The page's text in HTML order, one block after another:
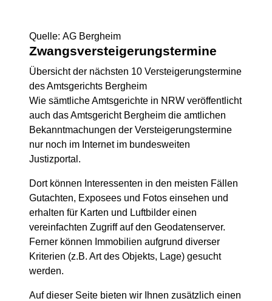
Quelle: AG Bergheim
Zwangsversteigerungs­termine
Übersicht der nächsten 10 Versteigerungstermine
des Amtsgerichts Bergheim
Wie sämtliche Amtsgerichte in NRW veröffentlicht
auch das Amtsgericht Bergheim die amtlichen
Bekanntmachungen der Versteigerungstermine
nur noch im Internet im bundesweiten
Justizportal.
Dort können Interessenten in den meisten Fällen
Gutachten, Exposees und Fotos einsehen und
erhalten für Karten und Luftbilder einen
vereinfachten Zugriff auf den Geodatenserver.
Ferner können Immobilien aufgrund diverser
Kriterien (z.B. Art des Objekts, Lage) gesucht
werden.
Auf dieser Seite bieten wir Ihnen zusätzlich einen